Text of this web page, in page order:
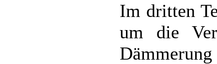
Im dritten
um die